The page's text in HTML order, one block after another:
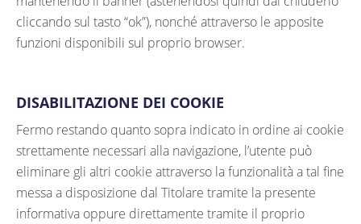
cliccando sul tasto “ok”), nonché attraverso le apposite
funzioni disponibili sul proprio browser.
DISABILITAZIONE DEI COOKIE
Fermo restando quanto sopra indicato in ordine ai cookie
strettamente necessari alla navigazione, l’utente può
eliminare gli altri cookie attraverso la funzionalità a tal fine
messa a disposizione dal Titolare tramite la presente
informativa oppure direttamente tramite il proprio